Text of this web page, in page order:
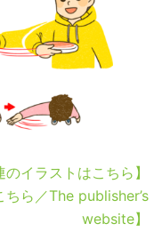
のイラストはこちら】
ちら／The publisher’s
website】